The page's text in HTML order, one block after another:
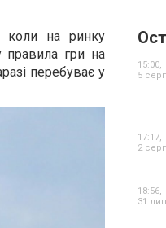
коли на ринку
правила гри на
перебуває у
15:00,
5
17:17,
2
18:56,
31